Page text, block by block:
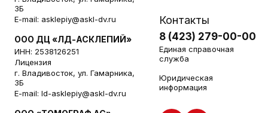
3Б
E-mail: asklepiy@askl-dv.ru
ООО ДЦ «ЛД-АСКЛЕПИЙ»
ИНН: 2538126251
Лицензия
г. Владивосток, ул. Гамарника,
3Б
E-mail: ld-asklepiy@askl-dv.ru
Контакты
8 (423) 279-00-00
Единая справочная
служба
Юридическая
информация